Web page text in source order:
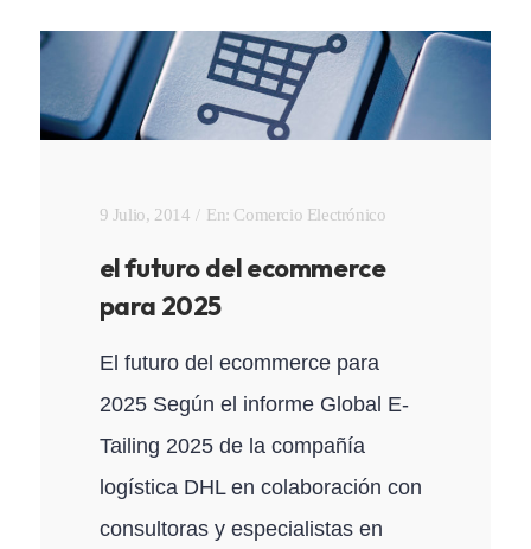
9 Julio, 2014 En: Comercio Electrónico
el futuro del ecommerce
para 2025
El futuro del ecommerce para
2025 Según el informe Global E-
Tailing 2025 de la compañía
logística DHL en colaboración con
consultoras y especialistas en